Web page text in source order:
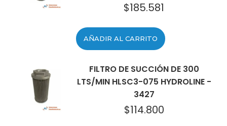
$185.581
AÑADIR AL CARRITO
FILTRO DE SUCCIÓN DE 300
LTS/MIN HLSC3-075 HYDROLINE -
3427
$114.800